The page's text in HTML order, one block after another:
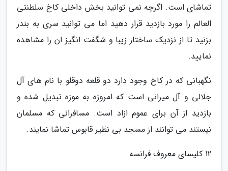
تماشای است. اگرچه نمی توانید بخش داخلی کاخ سلطنتی
العالم را مورد بازدید قرار دهید اما می توانید سری به بندر
بزنید تا از نزدیک ساختار زیبا و شگفت انگیز ان را مشاهده
نمایید.
نگهبانی که در کاخ وجود دارد دو قلعه دوقلو با نام های آل
جلالی و آل میرانی است که امروزه به موزه تبدیل شده و
بازدید از آن برای عموم ازاد است. مسافرانی که مسلمان
نیستند می توانند از مسجد بی نظیر قابوس تماشا نمایند.
12 کلیسای معروف فرانسه